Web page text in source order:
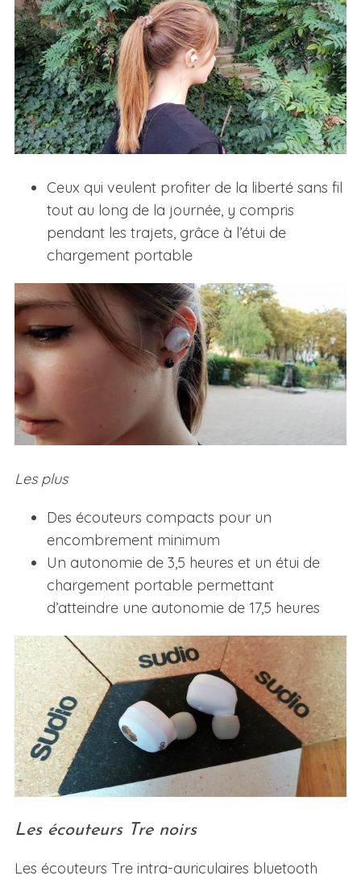
Ceux qui veulent profiter de la liberté sans fil
tout au long de la journée, y compris
pendant les trajets, grâce à l’étui de
chargement portable
Les plus
Des écouteurs compacts pour un
encombrement minimum
Un autonomie de 3,5 heures et un étui de
chargement portable permettant
d’atteindre une autonomie de 17,5 heures
Les écouteurs Tre noirs
Les écouteurs Tre intra-auriculaires bluetooth